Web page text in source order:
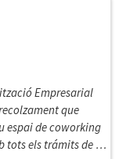
Empresarial
que
espai de coworking
tots els trámits de la